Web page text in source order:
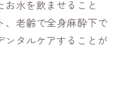
水を飲ませること
、老齢で全身麻酔下で
ンタルケアすることが